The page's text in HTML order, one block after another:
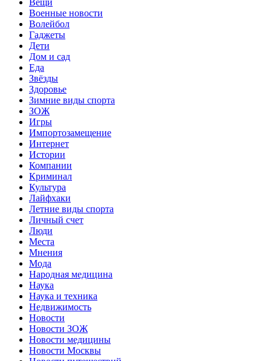
Военные новости
Волейбол
Гаджеты
Дети
Дом и сад
Еда
Звёзды
Здоровье
Зимние виды спорта
ЗОЖ
Игры
Импортозамещение
Интернет
Истории
Компании
Криминал
Культура
Лайфхаки
Летние виды спорта
Личный счет
Люди
Места
Мнения
Мода
Народная медицина
Наука
Наука и техника
Недвижимость
Новости
Новости ЗОЖ
Новости медицины
Новости Москвы